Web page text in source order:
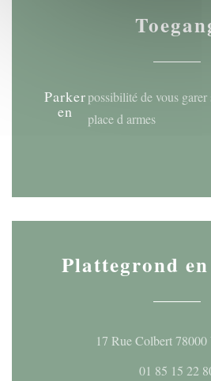
Parker
en
possibilité de vous
place d armes
Plattegrond
17 Rue Colbert 78000
01 85 15 22